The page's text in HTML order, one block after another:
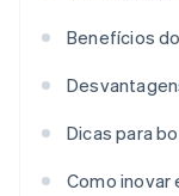
Benefícios
Dicas para
Como inovar